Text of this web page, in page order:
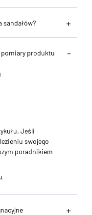
06 06
sandałów?
produktu
Jeśli
swojego
poradnikiem